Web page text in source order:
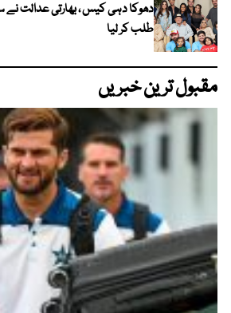
دھوکا دہی کیس ، بھارتی عدالت نے
طلب کر لیا
مقبول ترین خبریں